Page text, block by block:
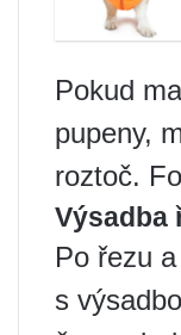
Pokud
pupeny,
roztoč.
Výsadba
Po řezu
s